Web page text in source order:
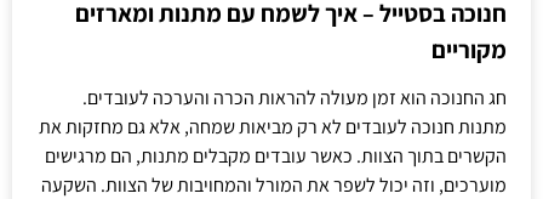
חנוכה בסטייל – איך לשמח עם מתנות ומארזים
מקוריים
חג החנוכה הוא זמן מעולה להראות הכרה והערכה לעובדים.
מתנות חנוכה לעובדים לא רק מביאות שמחה, אלא גם מחזקות את
הקשרים בתוך הצוות. כאשר עובדים מקבלים מתנות, הם מרגישים
מוערכים, וזה יכול לשפר את המורל והמחויבות של הצוות. השקעה